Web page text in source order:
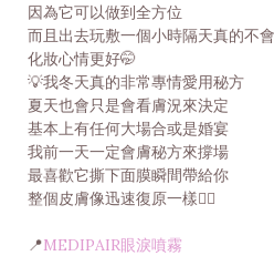
因為它可以做到全方位
而且出去玩敷一個小時隔天真的不
化妝心情更好🤭
💡我冬天真的非常專情愛用秘方
夏天也會只是會看膚況來決定
基本上有任何大場合或是婚宴
我前一天一定會膚秘方來撐場
最喜歡它撕下面膜瞬間帶給你
整個皮膚像迅速復原一樣👍🏻
📍MEDIPAIR眼淚噴霧